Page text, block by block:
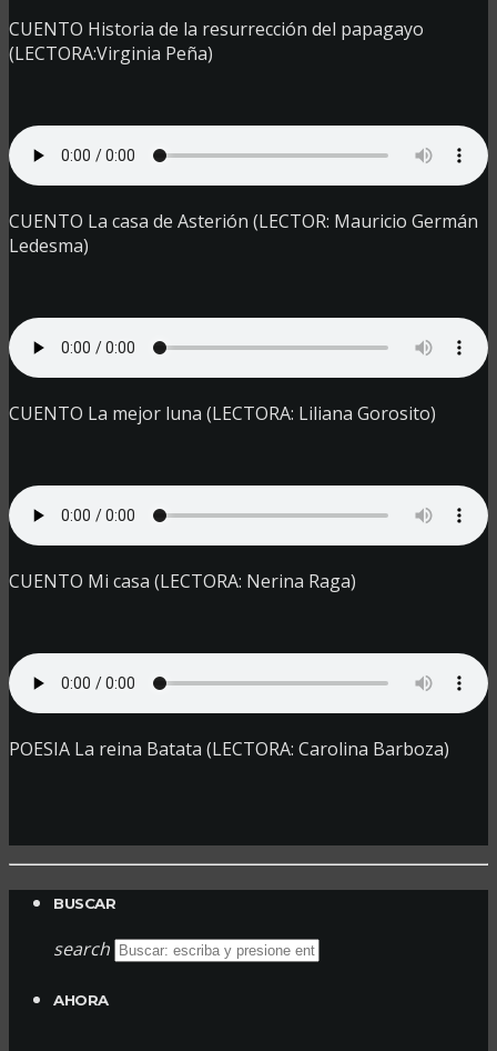
CUENTO Historia de la resurrección del papagayo
(LECTORA:Virginia Peña)
CUENTO La casa de Asterión (LECTOR: Mauricio Germán
Ledesma)
CUENTO La mejor luna (LECTORA: Liliana Gorosito)
CUENTO Mi casa (LECTORA: Nerina Raga)
POESIA La reina Batata (LECTORA: Carolina Barboza)
BUSCAR
search
AHORA